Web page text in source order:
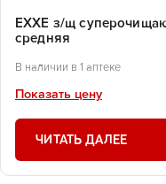
EXXE з/щ
средняя
В наличии в 1 аптеке
Показать цену
ЧИТАТЬ ДАЛЕЕ